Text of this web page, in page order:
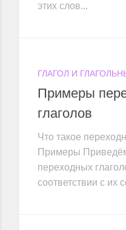
этих слов...
ГЛАГОЛ И
Примеры
глаголов
Что такое
Примеры
переходных
соответствии с их